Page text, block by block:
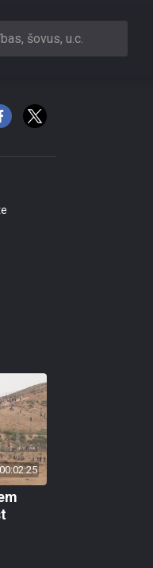
šovus, u.c.
00:02:25